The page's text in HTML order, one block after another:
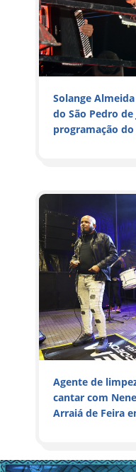
Solange
do São Pedro
programação
Agente de
cantar com
Arraiá de Feira